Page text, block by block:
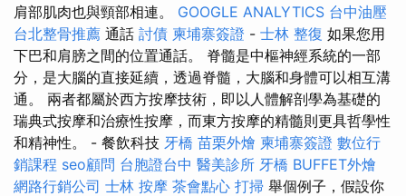
肩部肌肉也與頸部相連。 GOOGLE ANALYTICS 台中油壓
台北整骨推薦 通話 討債 柬埔寨簽證 - 士林 整復 如果您用
下巴和肩膀之間的位置通話。 脊髓是中樞神經系統的一部
分，是大腦的直接延續，透過脊髓，大腦和身體可以相互溝
通。 兩者都屬於西方按摩技術，即以人體解剖學為基礎的
瑞典式按摩和治療性按摩，而東方按摩的精髓則更具哲學性
和精神性。 - 餐飲科技 牙橋 苗栗外燴 柬埔寨簽證 數位行
銷課程 seo顧問 台胞證台中 醫美診所 牙橋 BUFFET外燴
網路行銷公司 士林 按摩 茶會點心 打掃 舉個例子，假設你